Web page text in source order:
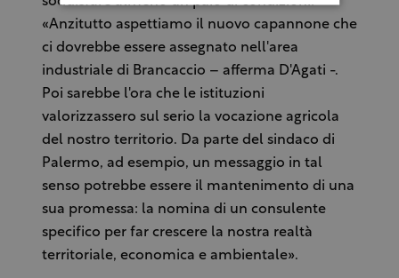
«Anzitutto aspettiamo il nuovo capannone che
ci dovrebbe essere assegnato nell'area
industriale di Brancaccio – afferma D'Agati -.
Poi sarebbe l'ora che le istituzioni
valorizzassero sul serio la vocazione agricola
del nostro territorio. Da parte del sindaco di
Palermo, ad esempio, un messaggio in tal
senso potrebbe essere il mantenimento di una
sua promessa: la nomina di un consulente
specifico per far crescere la nostra realtà
territoriale, economica e ambientale».